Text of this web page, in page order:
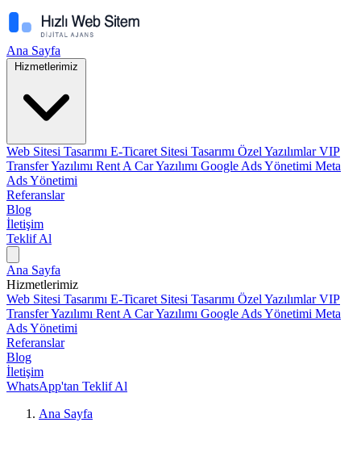
Ana Sayfa
Hizmetlerimiz
Web Sitesi Tasarımı E-Ticaret Sitesi Tasarımı Özel YazılımlarVIP
Transfer Yazılımı Rent A Car Yazılımı Google Ads Yönetimi Meta
Ads Yönetimi
Referanslar
Blog
İletişim
Teklif Al
Ana Sayfa
Hizmetlerimiz
Web Sitesi Tasarımı E-Ticaret Sitesi Tasarımı Özel YazılımlarVIP
Transfer Yazılımı Rent A Car Yazılımı Google Ads Yönetimi Meta
Ads Yönetimi
Referanslar
Blog
İletişim
WhatsApp'tan Teklif Al
Ana Sayfa